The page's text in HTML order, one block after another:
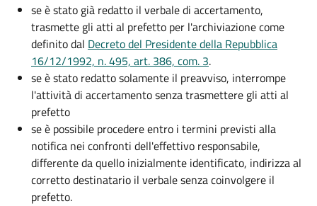
se è stato già redatto il verbale di accertamento,
trasmette gli atti al prefetto per l'archiviazione come
definito dal Decreto del Presidente della Repubblica
16/12/1992, n. 495, art. 386, com. 3.
se è stato redatto solamente il preavviso, interrompe
l'attività di accertamento senza trasmettere gli atti al
prefetto
se è possibile procedere entro i termini previsti alla
notifica nei confronti dell'effettivo responsabile,
differente da quello inizialmente identificato, indirizza al
corretto destinatario il verbale senza coinvolgere il
prefetto.